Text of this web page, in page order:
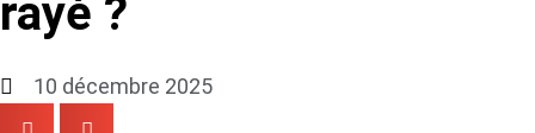
rayé ?
10 décembre 2025